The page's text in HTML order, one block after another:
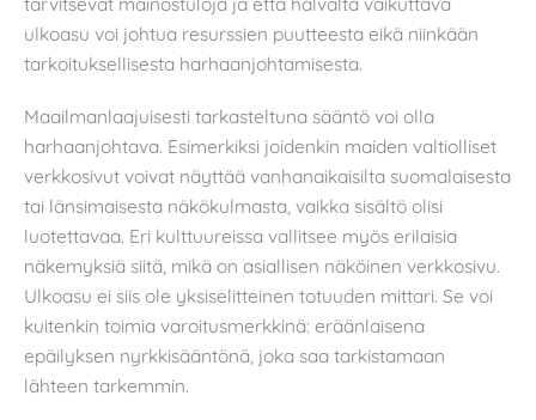
ulkoasu voi johtua resurssien puutteesta eikä niinkään
tarkoituksellisesta harhaanjohtamisesta.
Maailmanlaajuisesti tarkasteltuna sääntö voi olla
harhaanjohtava. Esimerkiksi joidenkin maiden valtiolliset
verkkosivut voivat näyttää vanhanaikaisilta suomalaisesta
tai länsimaisesta näkökulmasta, vaikka sisältö olisi
luotettavaa. Eri kulttuureissa vallitsee myös erilaisia
näkemyksiä siitä, mikä on asiallisen näköinen verkkosivu.
Ulkoasu ei siis ole yksiselitteinen totuuden mittari. Se voi
kuitenkin toimia varoitusmerkkinä: eräänlaisena
epäilyksen nyrkkisääntönä, joka saa tarkistamaan
lähteen tarkemmin.